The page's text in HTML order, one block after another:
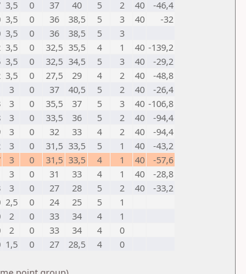
3,5 0 37 40 5 2 40
-46,4
3,5 0 36 38,5 5 3 40
-32
3,5 0 36 38,5 5
3
3,5 0 32,5 35,5 4 1 40 -139,2
3,5 0 32,5 34,5 5 3 40
-29,2
3,5 0 27,5 29 4 2 40
-48,8
3 0 37 40,5 5 2 40
-26,4
3 0 35,5 37 5 3 40 -106,8
3 0 33,5 36 5 2 40
-94,4
3 0 32 33 4 2 40
-94,4
3 0 31,5 33,5 5 1 40
-43,2
3 0 31,5 33,5 4 1 40
-57,6
3 0 31 33 4 1 40
-28,8
3 0 27 28 5 2 40
-33,2
2,5 0 24 25 5
1
2 0 33 34 4
1
2 0 33 34 4
0
1,5 0 27 28,5 4
0